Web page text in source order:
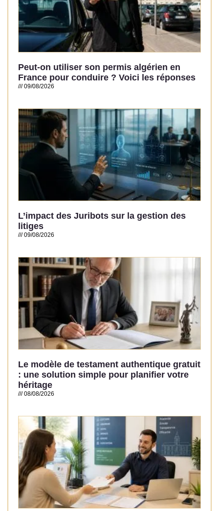
Peut-on utiliser son permis algérien en
France pour conduire ? Voici les réponses
09/08/2026
L’impact des Juribots sur la gestion des
litiges
09/08/2026
Le modèle de testament authentique gratuit
: une solution simple pour planifier votre
héritage
08/08/2026